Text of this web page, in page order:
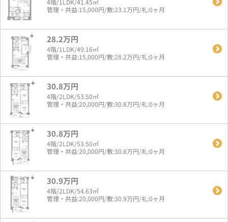
4階/1LDK/41.45㎡
管理・共益:15,000円/敷:23.1万円/礼:0ヶ月
28.2万円
4階/1LDK/49.16㎡
管理・共益:15,000円/敷:28.2万円/礼:0ヶ月
30.8万円
4階/2LDK/53.50㎡
管理・共益:20,000円/敷:30.8万円/礼:0ヶ月
30.8万円
4階/2LDK/53.50㎡
管理・共益:20,000円/敷:30.8万円/礼:0ヶ月
30.9万円
4階/2LDK/54.63㎡
管理・共益:20,000円/敷:30.9万円/礼:0ヶ月